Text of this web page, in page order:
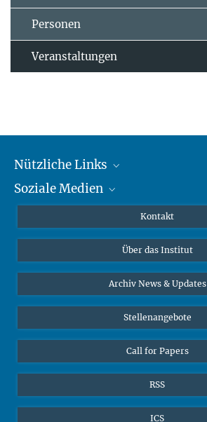
Personen
Veranstaltungen
Nützliche Links
MMG Alumni Corner
Online-Vorträge
Interviews zum Thema "Diversity"
Soziale Medien
Bluesky
Kontakt
Über das Institut
Archiv News & Updates
Stellenangebote
Call for Papers
RSS
ICS